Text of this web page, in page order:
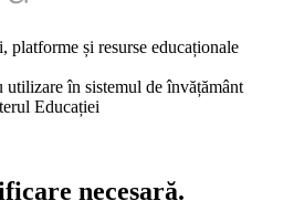
platforme și resurse educaționale
în sistemul de învățământ
Educației
necesară.